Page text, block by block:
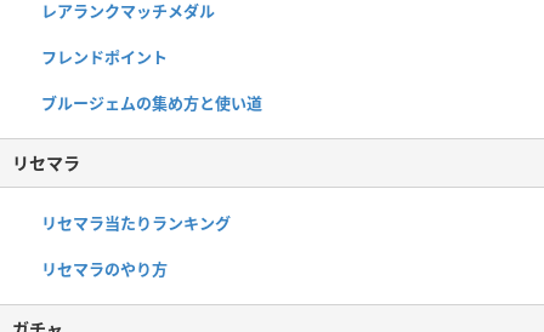
レアランクマッチメダル
フレンドポイント
ブルージェムの集め方と使い道
リセマラ
リセマラ当たりランキング
リセマラのやり方